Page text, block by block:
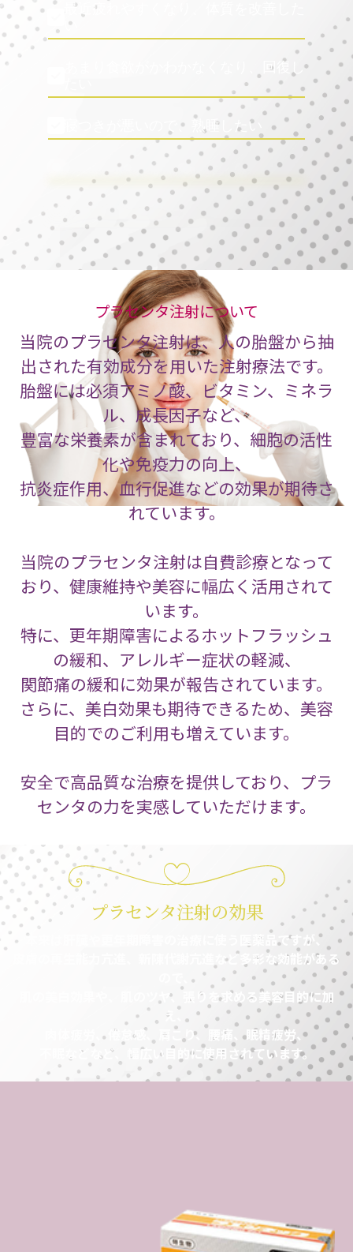
最近疲れやすくなり、体質を改善した
い
あまり食欲がかわかなくなり、回復し
寝つきが悪いので、熟睡したい
冷え性や肩こりで悩んでいる
気分が落ち込みやすい
プラセンタ注射について
当院のプラセンタ注射は、人の胎盤から抽
出された有効成分を用いた注射療法です。
胎盤には必須アミノ酸、ビタミン、ミネラ
ル、成長因子など、
豊富な栄養素が含まれており、細胞の活性
化や免疫力の向上、
抗炎症作用、血行促進などの効果が期待さ
れています。
当院のプラセンタ注射は自費診療となって
おり、健康維持や美容に幅広く活用されて
います。
特に、更年期障害によるホットフラッシュ
の緩和、アレルギー症状の軽減、
関節痛の緩和に効果が報告されています。
さらに、美白効果も期待できるため、美容
目的でのご利用も増えています。
安全で高品質な治療を提供しており、プラ
センタの力を実感していただけます。
プラセンタ注射の効果
本 医 薬 品 です が 、
など 彩 な効 能 が あ
る
、
ヤ、 張 り を求め る 美容目 的 に 加
え 、
、 倦 怠感、 肩 こり、腰 痛 、眠精 疲 労、
な ど など、 幅 広 い 目 に使 用 されて い ます。